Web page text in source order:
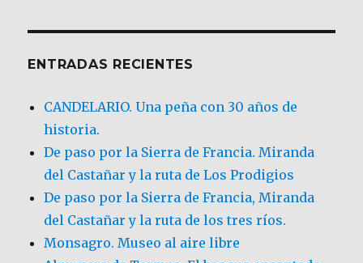
ENTRADAS RECIENTES
CANDELARIO. Una peña con 30 años de
historia.
De paso por la Sierra de Francia. Miranda
del Castañar y la ruta de Los Prodigios
De paso por la Sierra de Francia, Miranda
del Castañar y la ruta de los tres ríos.
Monsagro. Museo al aire libre